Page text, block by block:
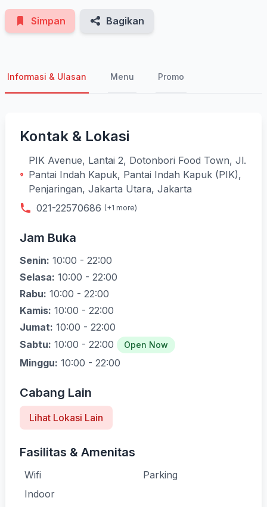
Simpan Bagikan
Informasi & Ulasan Menu Promo
Kontak & Lokasi
PIK Avenue, Lantai 2, Dotonbori Food Town, Jl.
Pantai Indah Kapuk, Pantai Indah Kapuk (PIK),
Penjaringan, Jakarta Utara, Jakarta
021-22570686 (+1 more)
Jam Buka
Senin: 10:00 - 22:00
Selasa: 10:00 - 22:00
Rabu: 10:00 - 22:00
Kamis: 10:00 - 22:00
Jumat: 10:00 - 22:00
Sabtu: 10:00 - 22:00 Open Now
Minggu: 10:00 - 22:00
Cabang Lain
Lihat Lokasi Lain
Fasilitas & Amenitas
Wifi
Parking
Indoor